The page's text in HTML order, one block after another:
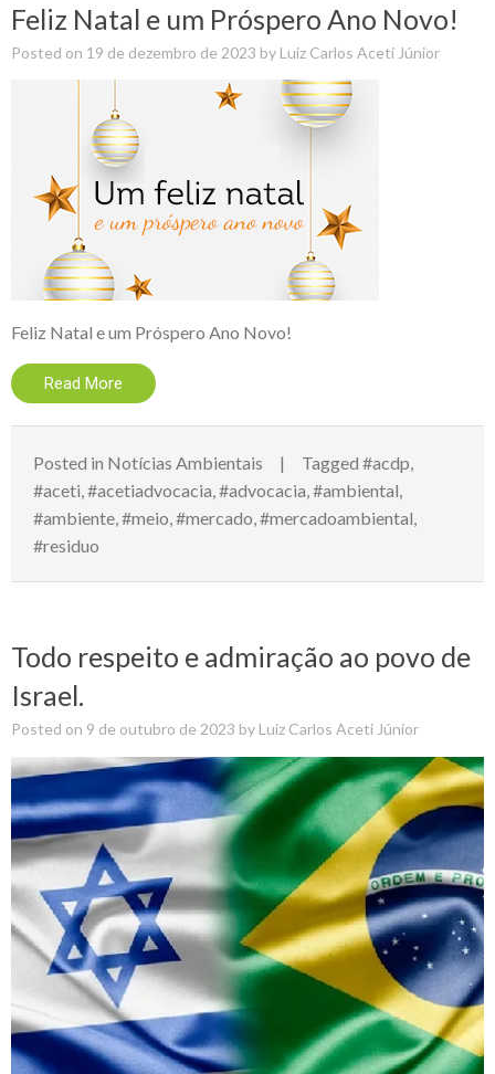
Feliz Natal e um Próspero Ano Novo!
Posted on 19 de dezembro de 2023 by Luiz Carlos Aceti Júnior
Feliz Natal e um Próspero Ano Novo!
Read More
Posted in Notícias Ambientais Tagged #acdp,
#aceti,#acetiadvocacia,#advocacia,#ambiental,
#ambiente,#meio,#mercado,#mercadoambiental,
#residuo
Todo respeito e admiração ao povo de
Israel.
Posted on 9 de outubro de 2023 by Luiz Carlos Aceti Júnior